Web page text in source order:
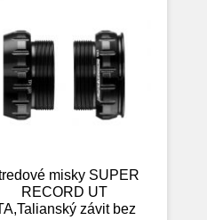
misky SUPER
RECORD UT
závit bez